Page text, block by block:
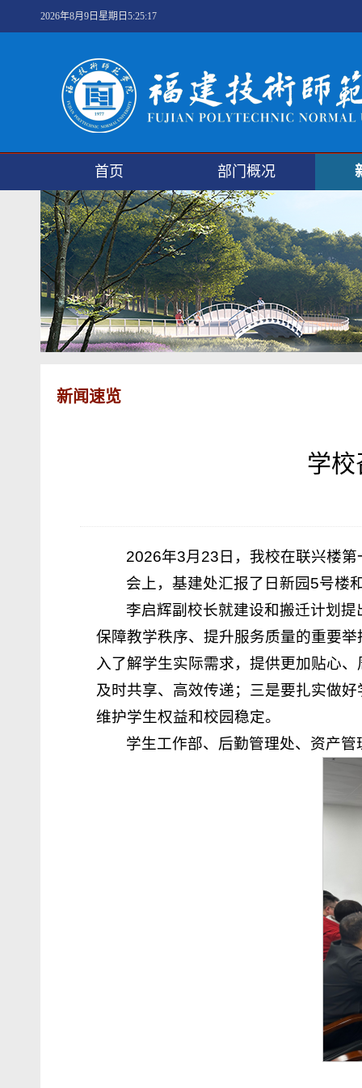
2026年8月9日星期日5:25:18
首页 部门概况
新闻速览
学校
2026年3月23日，我校在联兴楼
会上，基建处汇报了日新园5号楼
李启辉副校长就建设和搬迁计划
保障教学秩序、提升服务质量的重要
入了解学生实际需求，提供更加贴心
及时共享、高效传递；三是要扎实做
维护学生权益和校园稳定。
学生工作部、后勤管理处、资产